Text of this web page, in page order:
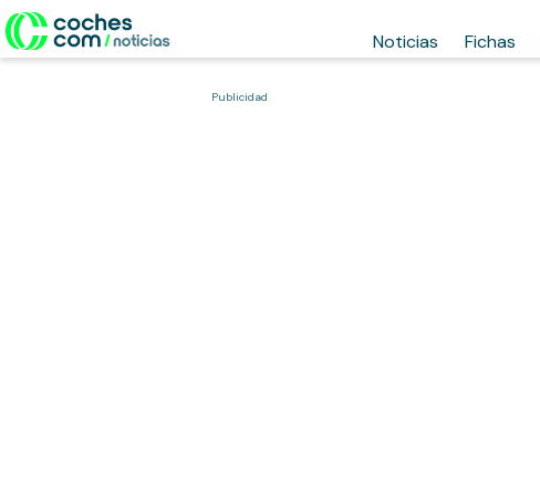
Noticias Fichas
Publicidad